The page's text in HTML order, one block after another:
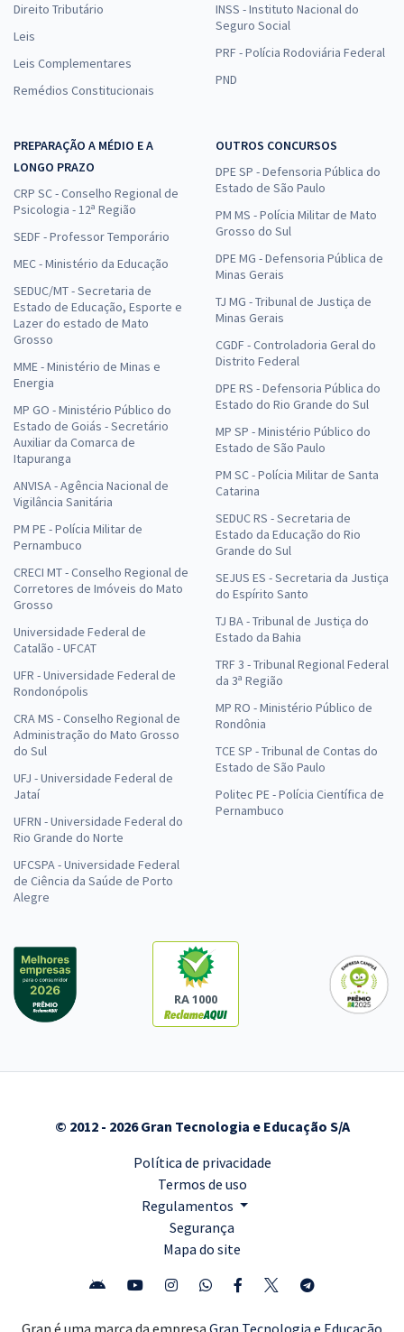
Direito Tributário
Leis
Leis Complementares
Remédios Constitucionais
INSS - Instituto Nacional do
Seguro Social
PRF - Polícia Rodoviária Federal
PND
PREPARAÇÃO A MÉDIO E A
LONGO PRAZO
CRP SC - Conselho Regional de
Psicologia - 12ª Região
SEDF - Professor Temporário
MEC - Ministério da Educação
SEDUC/MT - Secretaria de
Estado de Educação, Esporte e
Lazer do estado de Mato
Grosso
MME - Ministério de Minas e
Energia
MP GO - Ministério Público do
Estado de Goiás - Secretário
Auxiliar da Comarca de
Itapuranga
ANVISA - Agência Nacional de
Vigilância Sanitária
PM PE - Polícia Militar de
Pernambuco
CRECI MT - Conselho Regional de
Corretores de Imóveis do Mato
Grosso
Universidade Federal de
Catalão - UFCAT
UFR - Universidade Federal de
Rondonópolis
CRA MS - Conselho Regional de
Administração do Mato Grosso
do Sul
UFJ - Universidade Federal de
Jataí
UFRN - Universidade Federal do
Rio Grande do Norte
UFCSPA - Universidade Federal
de Ciência da Saúde de Porto
Alegre
OUTROS CONCURSOS
DPE SP - Defensoria Pública do
Estado de São Paulo
PM MS - Polícia Militar de Mato
Grosso do Sul
DPE MG - Defensoria Pública de
Minas Gerais
TJ MG - Tribunal de Justiça de
Minas Gerais
CGDF - Controladoria Geral do
Distrito Federal
DPE RS - Defensoria Pública do
Estado do Rio Grande do Sul
MP SP - Ministério Público do
Estado de São Paulo
PM SC - Polícia Militar de Santa
Catarina
SEDUC RS - Secretaria de
Estado da Educação do Rio
Grande do Sul
SEJUS ES - Secretaria da Justiça
do Espírito Santo
TJ BA - Tribunal de Justiça do
Estado da Bahia
TRF 3 - Tribunal Regional Federal
da 3ª Região
MP RO - Ministério Público de
Rondônia
TCE SP - Tribunal de Contas do
Estado de São Paulo
Politec PE - Polícia Científica de
Pernambuco
RA 1000
© 2012 - 2026 Gran Tecnologia e Educação S/A
Política de privacidade
Termos de uso
Regulamentos
Segurança
Mapa do site
Gran é uma marca da empresa Gran Tecnologia e Educação